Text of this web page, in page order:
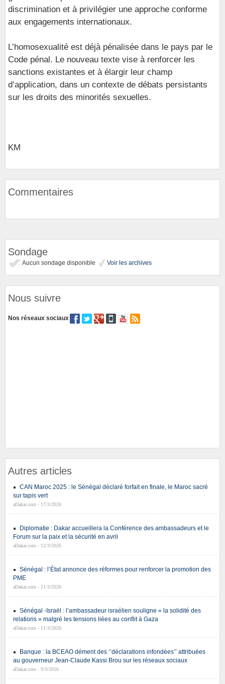
discrimination et à privilégier une approche conforme
aux engagements internationaux.
L’homosexualité est déjà pénalisée dans le pays par le
Code pénal. Le nouveau texte vise à renforcer les
sanctions existantes et à élargir leur champ
d’application, dans un contexte de débats persistants
sur les droits des minorités sexuelles.
KM
Commentaires
Sondage
Aucun sondage disponible Voir les archives
Nous suivre
Nos réseaux sociaux
Autres articles
CAN Maroc 2025 : le Sénégal déclaré forfait en finale, le Maroc sacré
sur tapis vert
aDakar.com - 17/3/2026
Diplomatie : Dakar accueillera la Conférence des ambassadeurs et le
Forum sur la paix et la sécurité en avril
aDakar.com - 12/3/2026
Sénégal : l’État annonce des réformes pour renforcer la promotion des
PME
aDakar.com - 11/3/2026
Sénégal -Israël : l’ambassadeur israélien souligne « la solidité des
relations » malgré les tensions liées au conflit à Gaza
aDakar.com - 11/3/2026
Banque : la BCEAO dément des ‘’déclarations infondées’’ attribuées
au gouverneur Jean-Claude Kassi Brou sur les réseaux sociaux
aDakar.com - 9/3/2026